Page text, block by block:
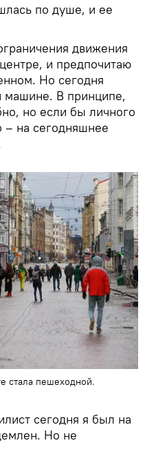
по душе, и ее
движения
и предпочитаю
Но сегодня
машине. В принципе,
но если бы личного
– на сегодняшнее
стала пешеходной.
сегодня я был на
Но не